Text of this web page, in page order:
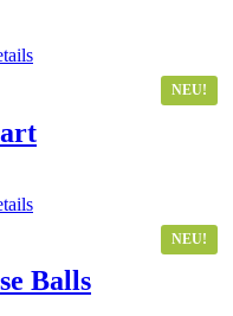
NEU!
NEU!
Balls